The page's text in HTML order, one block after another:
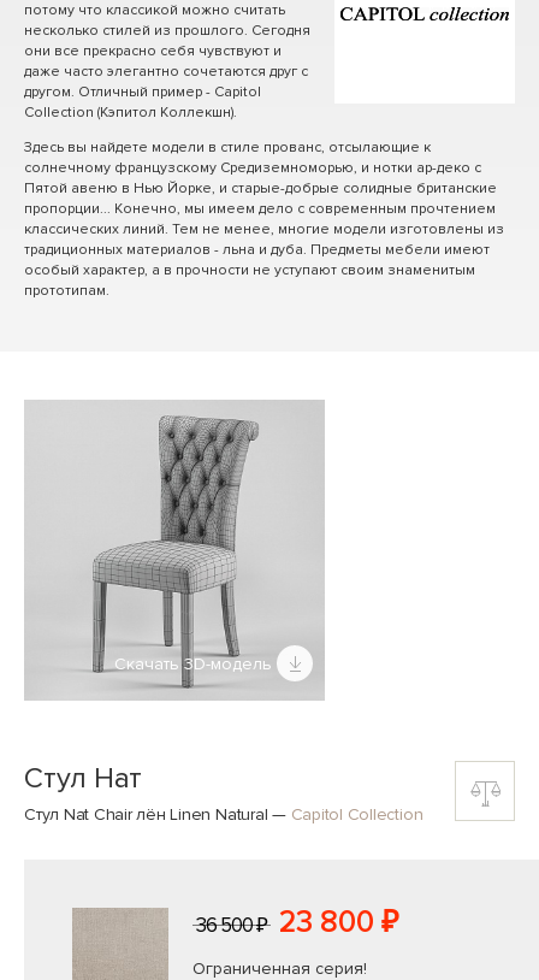
потому что классикой можно считать
несколько стилей из прошлого. Сегодня
они все прекрасно себя чувствуют и
даже часто элегантно сочетаются друг с
другом. Отличный пример - Capitol
Collection (Кэпитол Коллекшн).
Здесь вы найдете модели в стиле прованс, отсылающие к
солнечному французскому Средиземноморью, и нотки ар-деко с
Пятой авеню в Нью Йорке, и старые-добрые солидные британские
пропорции... Конечно, мы имеем дело с современным прочтением
классических линий. Тем не менее, многие модели изготовлены из
традиционных материалов - льна и дуба. Предметы мебели имеют
особый характер, а в прочности не уступают своим знаменитым
прототипам.
Скачать 3D-модель
Стул Нат
Стул Nat Chair лён Linen Natural — Capitol Collection
36 500 ₽ 23 800 ₽
Ограниченная серия!